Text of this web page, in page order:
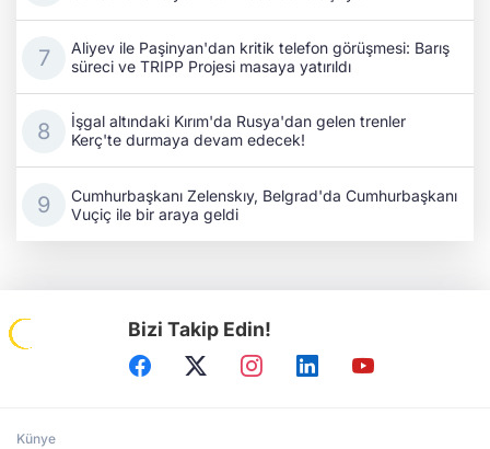
Aliyev ile Paşinyan'dan kritik telefon görüşmesi: Barış
süreci ve TRIPP Projesi masaya yatırıldı
İşgal altındaki Kırım'da Rusya'dan gelen trenler
Kerç'te durmaya devam edecek!
Cumhurbaşkanı Zelenskıy, Belgrad'da Cumhurbaşkanı
Vuçiç ile bir araya geldi
Bizi Takip Edin!
Künye